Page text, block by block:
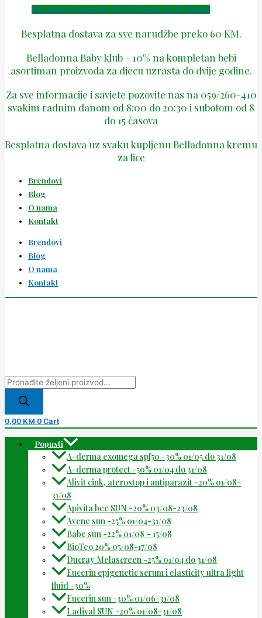
Facebook Instagram Tiktok Phone-alt Envelope
Besplatna dostava za sve narudžbe preko 60 KM.
Belladonna Baby klub - 10% na kompletan bebi
asortiman proizvoda za djecu uzrasta do dvije godine.
Za sve informacije i savjete pozovite nas na 059/260-410
svakim radnim danom od 8:00 do 20:30 i subotom od 8
do 15 časova
Besplatna dostava uz svaku kupljenu Belladonna kremu
za lice
Brendovi
Blog
O nama
Kontakt
Brendovi
Blog
O nama
Kontakt
0,00 KM 0 Cart
Popusti
A-derma exomega spf50 -30% 01/05 do 31/08
A-derma protect -50% 01/04 do 31/08
Alivit cink, aterostop i antiparazit -20% 01/08-
31/08
Apivita bee SUN -20% 03/08-23/08
Avene sun -25% 01/04-31/08
Babe sun -22% 01/08 – 15/08
BioTeo 20% 05/08-17/08
Ducray Melascreen -25% 01/04 do 31/08
Eucerin epigenetic serum i elasticity ultra light
fluid -30%
Eucerin sun -30% 01/06-31/08
Ladival SUN -20% 01/08-31/08